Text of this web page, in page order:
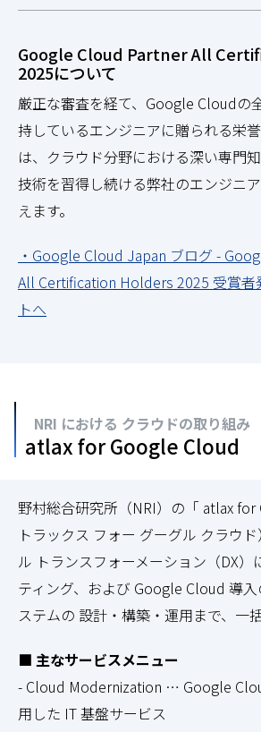
Google Cloud Partner All
2025について
厳正な審査を経て、Google Cloudの
持しているエンジニアに贈られる栄
は、クラウド分野における深い専門
技術を習得し続ける弊社のエンジニ
えます。
・Google Cloud Japan ブログ -
All Certification Holders 2025 受賞
トへ
NRI における クラウドの取り組み
atlax for Google Cloud
野村総合研究所（NRI）の「 atlax
トラックス フォー グーグル クラウ
ル トランスフォーメーション（DX）
ティング、および Google Cloud 導
ステムの 設計・構築・運用まで、一
■ 主なサービスメニュー
- Cloud Modernization … Google
用した IT 基盤サービス